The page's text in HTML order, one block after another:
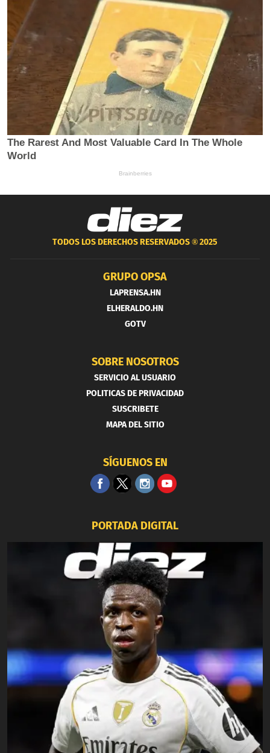
TODOS LOS DERECHOS RESERVADOS ®2025
GRUPO OPSA
LAPRENSA.HN
ELHERALDO.HN
GOTV
SOBRE NOSOTROS
SERVICIO AL USUARIO
POLITICAS DE PRIVACIDAD
SUSCRIBETE
MAPA DEL SITIO
SÍGUENOS EN
PORTADA DIGITAL